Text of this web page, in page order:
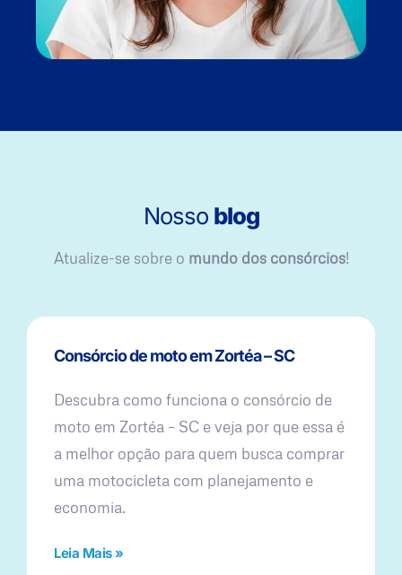
Nosso blog
Atualize-se sobre o mundo dos consórcios!
Consórcio de moto em Zortéa – SC
Descubra como funciona o consórcio de
moto em Zortéa – SC e veja por que essa é
a melhor opção para quem busca comprar
uma motocicleta com planejamento e
economia.
Leia Mais »